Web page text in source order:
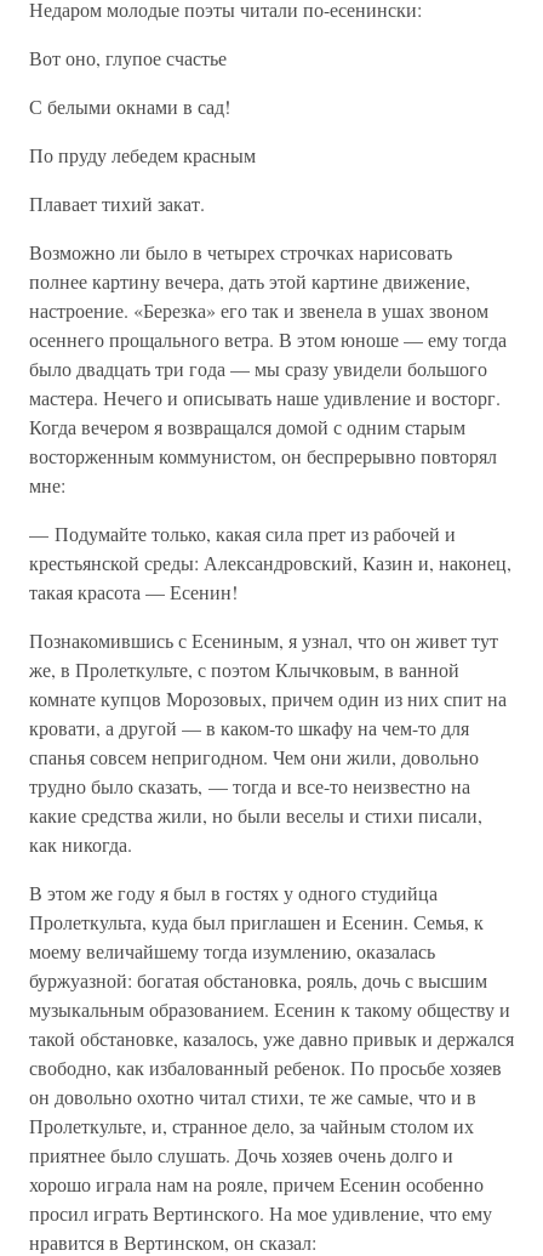
Недаром молодые поэты читали по-есенински:
Вот оно, глупое счастье
С белыми окнами в сад!
По пруду лебедем красным
Плавает тихий закат.
Возможно ли было в четырех строчках нарисовать
полнее картину вечера, дать этой картине движение,
настроение. «Березка» его так и звенела в ушах звоном
осеннего прощального ветра. В этом юноше — ему тогда
было двадцать три года — мы сразу увидели большого
мастера. Нечего и описывать наше удивление и восторг.
Когда вечером я возвращался домой с одним старым
восторженным коммунистом, он беспрерывно повторял
мне:
— Подумайте только, какая сила прет из рабочей и
крестьянской среды: Александровский, Казин и, наконец,
такая красота — Есенин!
Познакомившись с Есениным, я узнал, что он живет тут
же, в Пролеткульте, с поэтом Клычковым, в ванной
комнате купцов Морозовых, причем один из них спит на
кровати, а другой — в каком-то шкафу на чем-то для
спанья совсем непригодном. Чем они жили, довольно
трудно было сказать, — тогда и все-то неизвестно на
какие средства жили, но были веселы и стихи писали,
как никогда.
В этом же году я был в гостях у одного студийца
Пролеткульта, куда был приглашен и Есенин. Семья, к
моему величайшему тогда изумлению, оказалась
буржуазной: богатая обстановка, рояль, дочь с высшим
музыкальным образованием. Есенин к такому обществу и
такой обстановке, казалось, уже давно привык и держался
свободно, как избалованный ребенок. По просьбе хозяев
он довольно охотно читал стихи, те же самые, что и в
Пролеткульте, и, странное дело, за чайным столом их
приятнее было слушать. Дочь хозяев очень долго и
хорошо играла нам на рояле, причем Есенин особенно
просил играть Вертинского. На мое удивление, что ему
нравится в Вертинском, он сказал: